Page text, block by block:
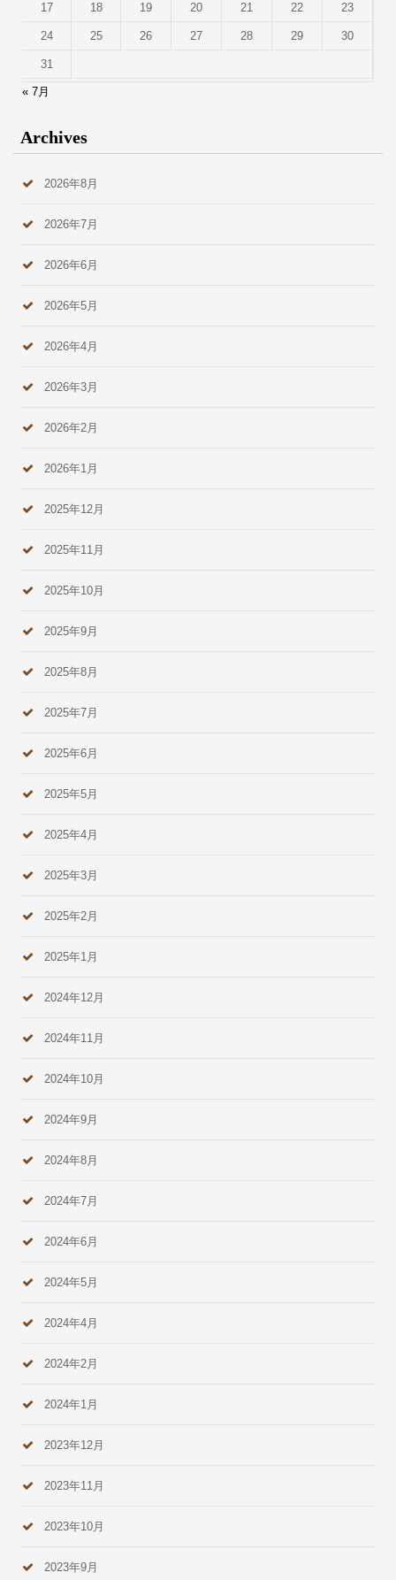
17 18 19 20 21 22 23
24 25 26 27 28 29 30
31
« 7月
Archives
2026年8月
2026年7月
2026年6月
2026年5月
2026年4月
2026年3月
2026年2月
2026年1月
2025年12月
2025年11月
2025年10月
2025年9月
2025年8月
2025年7月
2025年6月
2025年5月
2025年4月
2025年3月
2025年2月
2025年1月
2024年12月
2024年11月
2024年10月
2024年9月
2024年8月
2024年7月
2024年6月
2024年5月
2024年4月
2024年2月
2024年1月
2023年12月
2023年11月
2023年10月
2023年9月